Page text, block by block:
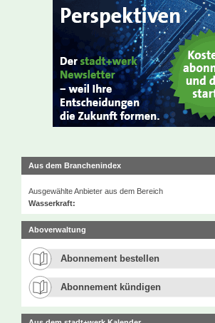
Aus dem Branchenindex
Ausgewählte Anbieter aus dem Bereich
Wasserkraft:
Aboverwaltung
Abonnement bestellen
Abonnement kündigen